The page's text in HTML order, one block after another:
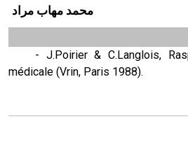
محمد مهاب مراد
- J.Poirier & C.Langlois,
médicale (Vrin, Paris 1988).